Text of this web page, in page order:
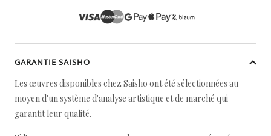
GARANTIE SAISHO
Les œuvres disponibles chez Saisho ont été sélectionnées au
moyen d'un système d'analyse artistique et de marché qui
garantit leur qualité.